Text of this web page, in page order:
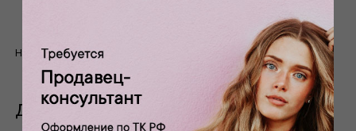
На данный момент отзывов нет
Дополните ваш заказ